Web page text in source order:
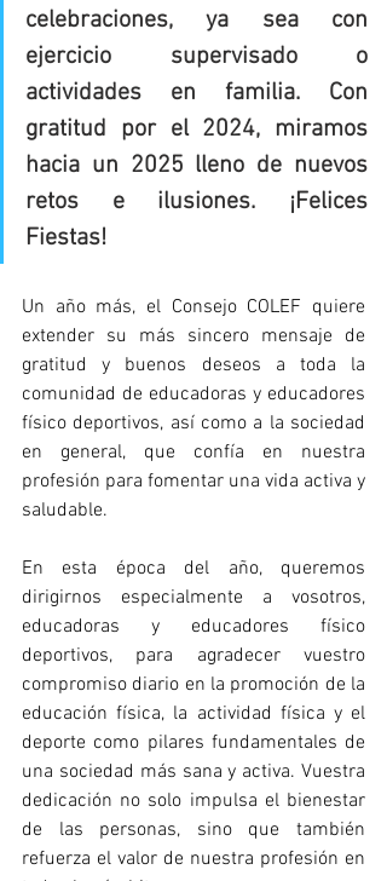
celebraciones, ya sea con
ejercicio supervisado o
actividades en familia. Con
gratitud por el 2024, miramos
hacia un 2025 lleno de nuevos
retos e ilusiones. ¡Felices
Fiestas!
Un año más, el Consejo COLEF quiere
extender su más sincero mensaje de
gratitud y buenos deseos a toda la
comunidad de educadoras y educadores
físico deportivos, así como a la sociedad
en general, que confía en nuestra
profesión para fomentar una vida activa y
saludable.
En esta época del año, queremos
dirigirnos especialmente a vosotros,
educadoras y educadores físico
deportivos, para agradecer vuestro
compromiso diario en la promoción de la
educación física, la actividad física y el
deporte como pilares fundamentales de
una sociedad más sana y activa. Vuestra
dedicación no solo impulsa el bienestar
de las personas, sino que también
refuerza el valor de nuestra profesión en